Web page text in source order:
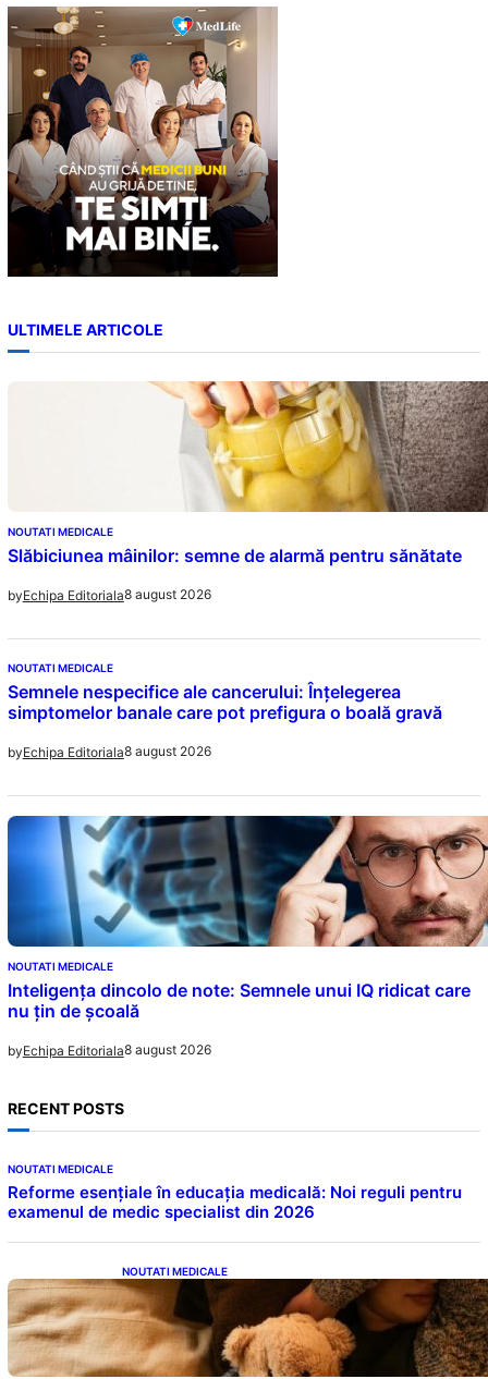
c
h
ULTIMELE ARTICOLE
NOUTATI MEDICALE
Slăbiciunea mâinilor: semne de alarmă pentru sănătate
byEchipa Editoriala8 august 2026
NOUTATI MEDICALE
Semnele nespecifice ale cancerului: Înțelegerea
simptomelor banale care pot prefigura o boală gravă
byEchipa Editoriala8 august 2026
NOUTATI MEDICALE
Inteligența dincolo de note: Semnele unui IQ ridicat care
nu țin de școală
byEchipa Editoriala8 august 2026
RECENT POSTS
NOUTATI MEDICALE
Reforme esențiale în educația medicală: Noi reguli pentru
examenul de medic specialist din 2026
NOUTATI MEDICALE
Somnul Sănătos: Câte Ore Trebuie Să Dormi
în Funcție de Vârstă și Impactul Asupra
Sănătății